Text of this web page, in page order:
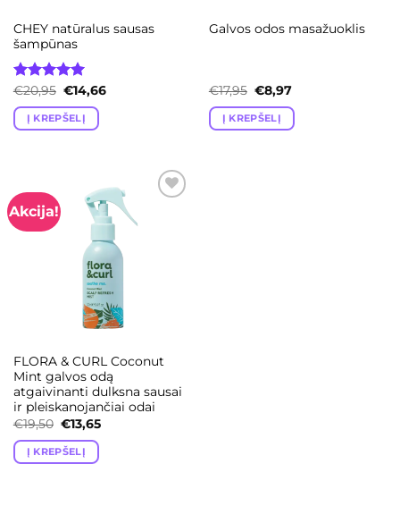
CHEY natūralus sausas
šampūnas
Įvertinimas:
5.00iš 5
€20,95 Original
price
was:
€20,95.
€14,66Current
Į KREPŠELĮ
Galvos odos masažuoklis
€17,95 Original
price
was:
€17,95.
€8,97Current
is:
€8,97.
Į KREPŠELĮ
Akcija!
FLORA & CURL Coconut
Mint galvos odą
atgaivinanti dulksna sausai
ir pleiskanojančiai odai
€19,50 Original
price
was:
€19,50.
€13,65Current
Į KREPŠELĮ